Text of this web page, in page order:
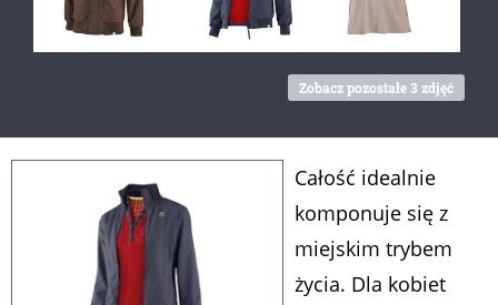
Zobacz pozostałe 3 zdjęć
Całość idealnie
komponuje się z
miejskim trybem
życia. Dla kobiet